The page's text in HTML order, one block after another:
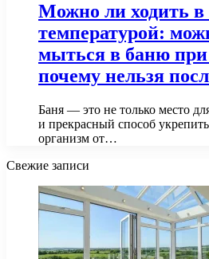
Можно ли ходить в
температурой:
мыться в баню при
почему нельзя
Баня — это не только место
и прекрасный способ
организм от…
Свежие записи